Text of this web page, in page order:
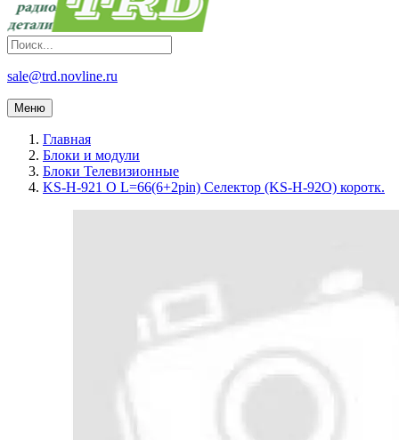
sale@trd.novline.ru
Меню
Главная
Блоки и модули
Блоки Телевизионные
KS-H-921 O L=66(6+2pin) Селектор (KS-H-92O) коротк.